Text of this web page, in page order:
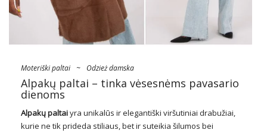
Moteriški paltai ~ Odzież damska
Alpakų paltai – tinka vėsesnėms pavasario
dienoms
Alpakų paltaiyra unikalūs ir elegantiški viršutiniai drabužiai,
kurie ne tik prideda stiliaus, bet ir suteikia šilumos bei